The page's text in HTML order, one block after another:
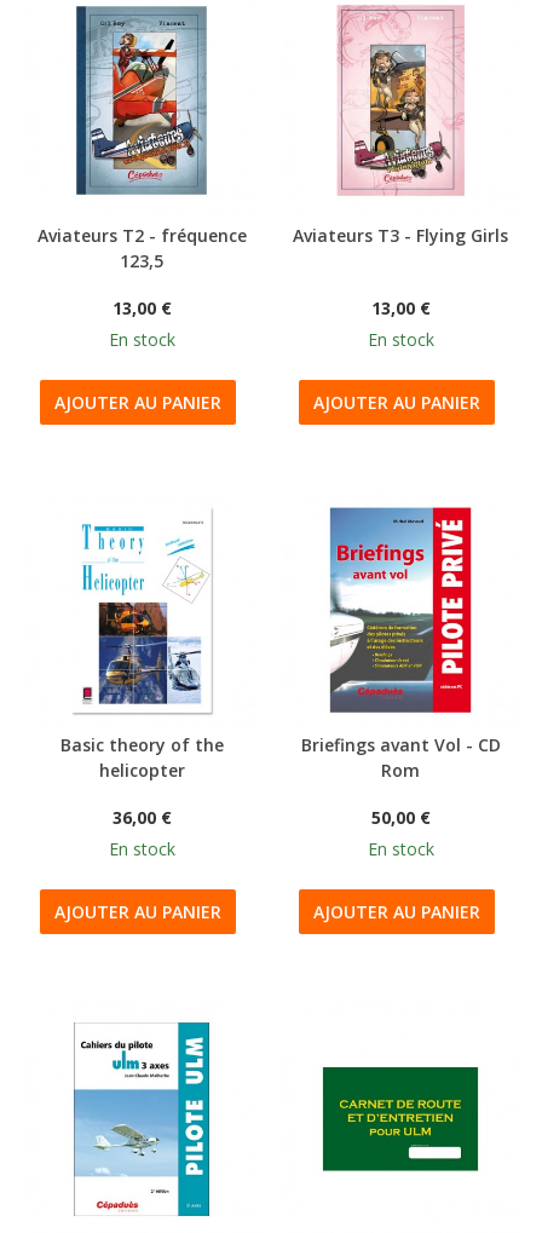
Aviateurs T2 - fréquence
123,5
13,00 €
En stock
AJOUTER AU PANIER
Aviateurs T3 - Flying Girls
13,00 €
En stock
AJOUTER AU PANIER
Basic theory of the
helicopter
36,00 €
En stock
AJOUTER AU PANIER
Briefings avant Vol - CD
Rom
50,00 €
En stock
AJOUTER AU PANIER